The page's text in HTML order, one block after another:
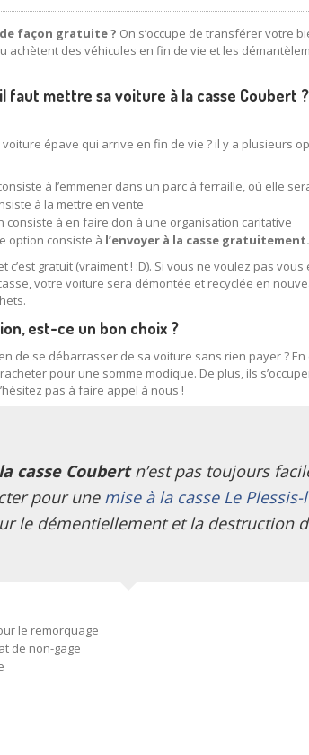
façon gratuite ? On s’occupe de transférer votre
achètent des véhicules en fin de vie et les
faut mettre sa voiture à la casse Coubert
épave qui arrive en fin de vie ? il y a plusieurs
à l’emmener dans un parc à ferraille, où elle
à la mettre en vente
consiste à en faire don à une organisation caritative
option consiste à l’envoyer à la casse gratuitement.
c’est gratuit (vraiment ! :D). Si vous ne voulez pas
votre voiture sera démontée et recyclée en
est-ce un bon choix ?
de se débarrasser de sa voiture sans rien payer ?
pour une somme modique. De plus, ils
pas à faire appel à nous !
casse Coubertn’est pas toujours
pour une mise à la casse Le Plessis-
le démentiellement et la destruction
le remorquage
de non-gage